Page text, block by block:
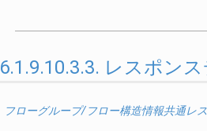
6.1.9.10.3.3. レスポンス
フローグループ/フロー構造情報共通レ